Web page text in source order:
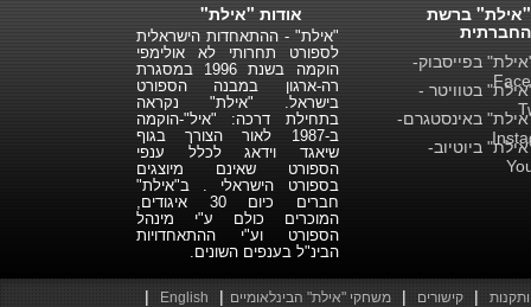
אודות "אילת"
"אילת" - ההתאחדות הישראלית
לספורט תחרותי לא אולימפי
הוקמה בשנת 1996 במסגרת
רה-ארגון במבנה הספורט
בישראל. "אילת" נקראה
בתחילת דרכה: "איל"-הוקמה
ב-1987 לאור הצורך בגוף
שיאגד וידאג לכלל ענפי
הספורט שאינם מיוצגים
בספורט הישראלי . ב"אילת"
חברים כיום 30 איגודים,
המוכרים כולם ע"י מינהל
הספורט וע"י ההתאחדויות
הבינ"ל בענפים השונים.
"אילת" ברשת
החברתית
בפייסבוק-
בטוויטר -
באינסטגרם-
ביוטיוב-
| קישורים | משחקי "אילת" הבינלאומיים |
English
|